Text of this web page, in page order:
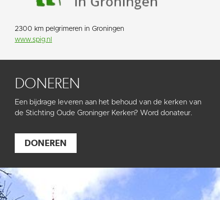
2300 km pelgrimeren in Groningen
www.spig.nl
DONEREN
Een bijdrage leveren aan het behoud van de kerken van
de Stichting Oude Groninger Kerken? Word donateur.
DONEREN